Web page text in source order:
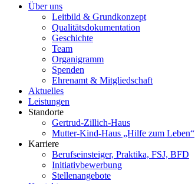
Über uns
Leitbild & Grundkonzept
Qualitätsdokumentation
Geschichte
Team
Organigramm
Spenden
Ehrenamt & Mitgliedschaft
Aktuelles
Leistungen
Standorte
Gertrud-Zillich-Haus
Mutter-Kind-Haus „Hilfe zum Leben“
Karriere
Berufseinsteiger, Praktika, FSJ, BFD
Initiativbewerbung
Stellenangebote